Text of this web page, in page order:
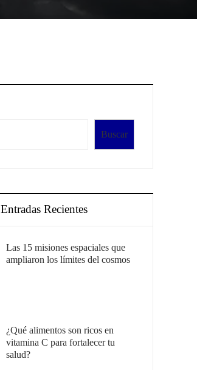
Buscar
Entradas Recientes
Las 15 misiones espaciales que
ampliaron los límites del cosmos
¿Qué alimentos son ricos en
vitamina C para fortalecer tu
salud?